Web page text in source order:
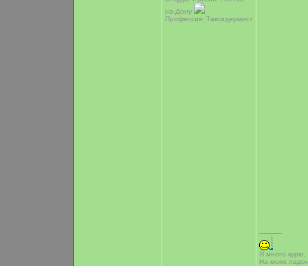
на-Дону
Профессия: Таксидермист
-----------
Я много курю,
На моих